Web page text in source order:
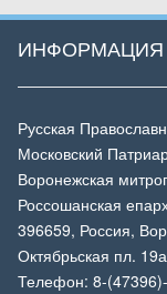
ИНФОРМАЦИЯ
Русская
Московский
Воронежская
Россошанская
396659, Россия,
Октябрьская пл.
Телефон: 8-